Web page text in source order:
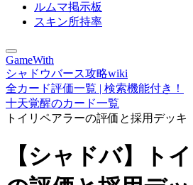
ルムマ掲示板
スキン所持率
GameWith
シャドウバース攻略wiki
全カード評価一覧 | 検索機能付き！
十天覚醒のカード一覧
トイリペアラーの評価と採用デッキ
【シャドバ】ト